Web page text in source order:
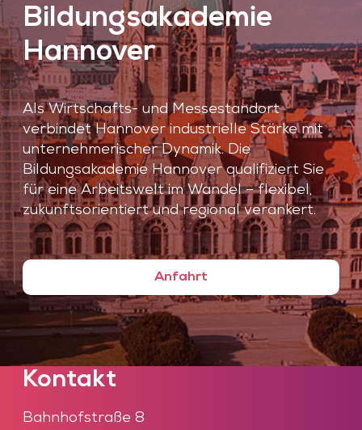
Bildungsakademie
Hannover
Als Wirtschafts- und Messestandort
verbindet Hannover industrielle Stärke mit
unternehmerischer Dynamik. Die
Bildungsakademie Hannover qualifiziert Sie
für eine Arbeitswelt im Wandel – flexibel,
zukunftsorientiert und regional verankert.
Anfahrt
Kontakt
Bahnhofstraße 8